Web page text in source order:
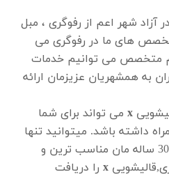
آزاد شهر اعم از رفوگری ، مبل
های ما در رفوگری می
متخصص می توانیم خدمات
به همشهریان عزیزمان ارائه
x می تواند برای شما
داشته باشد. میتوانید تنها
با اعتماد به ما با تجربه ی 30 ساله مان مناسب ترین و
x را دریافت